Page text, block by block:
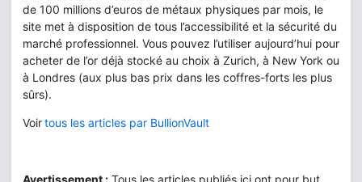
de 100 millions d’euros de métaux physiques par mois, le
site met à disposition de tous l’accessibilité et la sécurité du
marché professionnel. Vous pouvez l’utiliser aujourd’hui pour
acheter de l’or déjà stocké au choix à Zurich, à New York ou
à Londres (aux plus bas prix dans les coffres-forts les plus
sûrs).
Voirtous les articles par BullionVault
Avertissement : Tous les articles publiés ici ont pour but